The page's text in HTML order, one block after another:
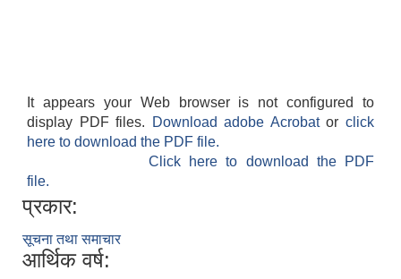
It appears your Web browser is not configured to
display PDF files.
Download adobe Acrobatorclick
here to download the PDF file.
Click here to download the PDF
file.
प्रकार:
सूचना तथा समाचार
आर्थिक वर्ष: